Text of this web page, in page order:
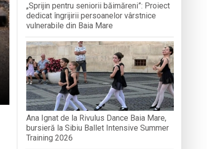
„Sprijin pentru seniorii băimăreni”: Proiect
dedicat îngrijirii persoanelor vârstnice
vulnerabile din Baia Mare
Ana Ignat de la Rivulus Dance Baia Mare,
bursieră la Sibiu Ballet Intensive Summer
Training 2026